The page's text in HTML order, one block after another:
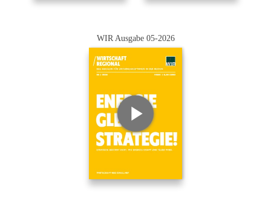
WIR Ausgabe 05-2026